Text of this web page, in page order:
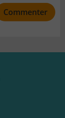
Commenter